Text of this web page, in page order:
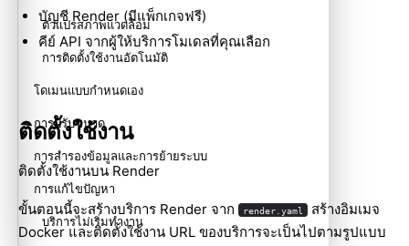
บัญชี Render(มีแพ็กเกจฟรี)
คีย์ API จากผู้ให้บริการโมเดลที่คุณเลือก
ติดตั้งใช้งาน
ติดตั้งใช้งานบน Render
ขั้นตอนนี้จะสร้างบริการ Render จาก render.yaml สร้างอิมเมจ
Docker และติดตั้งใช้งาน URL ของบริการจะเป็นไปตามรูปแบบ
ตัวแปรสภาพแวดล้อม
การติดตั้งใช้งานอัตโนมัติ
โดเมนแบบกำหนดเอง
การปรับขนาด
การสำรองข้อมูลและการย้ายระบบ
การแก้ไขปัญหา
บริการไม่เริ่มทำงาน